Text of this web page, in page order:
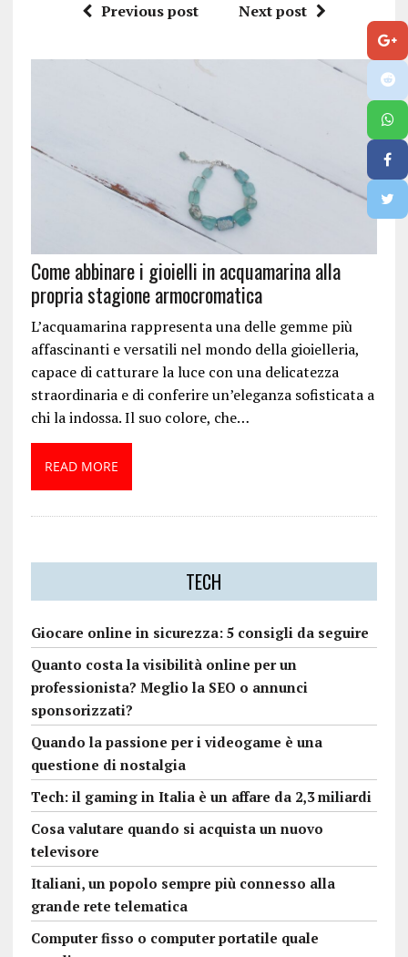
Previous post Next post
Come abbinare i gioielli in acquamarina alla
propria stagione armocromatica
L’acquamarina rappresenta una delle gemme più
affascinanti e versatili nel mondo della gioielleria,
capace di catturare la luce con una delicatezza
straordinaria e di conferire un’eleganza sofisticata a
chi la indossa. Il suo colore, che…
READ MORE
TECH
Giocare online in sicurezza: 5 consigli da seguire
Quanto costa la visibilità online per un
professionista? Meglio la SEO o annunci
sponsorizzati?
Quando la passione per i videogame è una
questione di nostalgia
Tech: il gaming in Italia è un affare da 2,3 miliardi
Cosa valutare quando si acquista un nuovo
televisore
Italiani, un popolo sempre più connesso alla
grande rete telematica
Computer fisso o computer portatile quale